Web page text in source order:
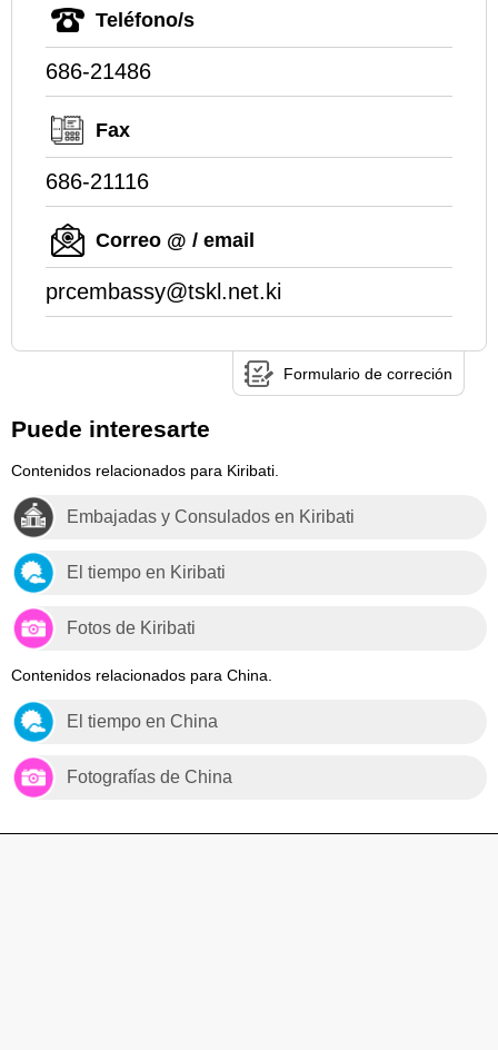
Teléfono/s
686-21486
Fax
686-21116
Correo @ / email
prcembassy@tskl.net.ki
Formulario de correción
Puede interesarte
Contenidos relacionados para Kiribati.
Embajadas y Consulados en Kiribati
El tiempo en Kiribati
Fotos de Kiribati
Contenidos relacionados para China.
El tiempo en China
Fotografías de China